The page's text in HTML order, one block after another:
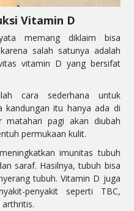
Vitamin D
memang diklaim bisa
salah satunya adalah
vitamin D yang bersifat
cara sederhana untuk
kandungan itu hanya ada di
matahari pagi akan diubah
permukaan kulit.
imunitas tubuh
saraf. Hasilnya, tubuh bisa
tubuh.Vitamin D juga
penyakit seperti TBC,